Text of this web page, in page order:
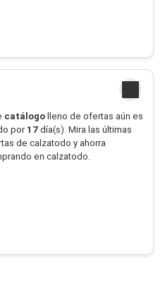
catálogolleno de ofertas aún es
por 17día(s). Mira las últimas
de calzatodo y ahorra
en calzatodo.